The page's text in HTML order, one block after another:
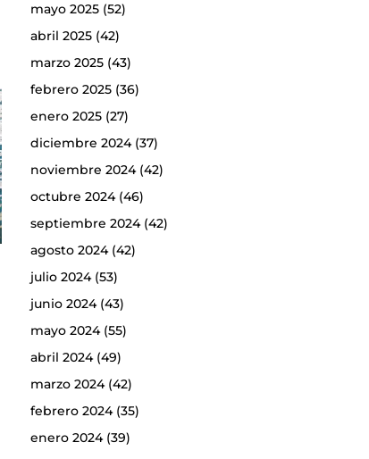
mayo 2025(52)
abril 2025(42)
marzo 2025(43)
febrero 2025(36)
enero 2025(27)
diciembre 2024(37)
noviembre 2024(42)
octubre 2024(46)
septiembre 2024(42)
agosto 2024(42)
julio 2024(53)
junio 2024(43)
mayo 2024(55)
abril 2024(49)
marzo 2024(42)
febrero 2024(35)
enero 2024(39)